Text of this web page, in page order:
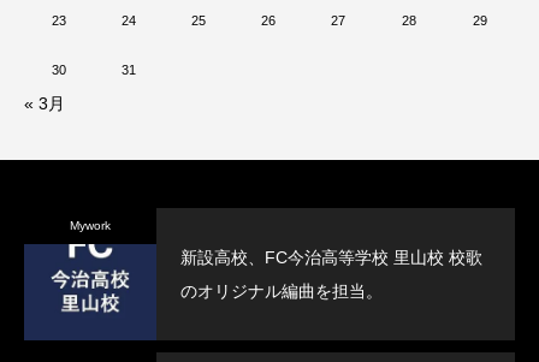
23 24 25 26 27 28 29
30 31
« 3月
Mywork
新設高校、FC今治高等学校 里山校 校歌
のオリジナル編曲を担当。